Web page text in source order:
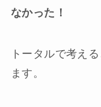
なかった！
トータルで考え
ます。